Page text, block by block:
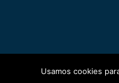
Usamos cookies